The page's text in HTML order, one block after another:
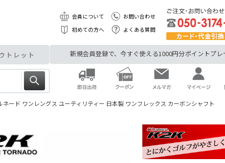
会員について
お問い合わせ
初めての方へ
よくある質問
トレット 新規会員登録で、今すぐ使える1000円分ポイントプレ
ネード ワンレングス ユーティリティー 日本製 ワンフレックス カーボンシャフト